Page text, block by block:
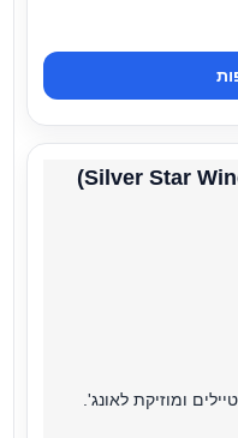
ומוזיקת לאונג'.